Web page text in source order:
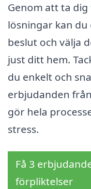
Genom att ta
lösningar kan
beslut och välja
just ditt hem.
du enkelt och
erbjudanden
gör hela
stress.
Få 3
förpliktelser